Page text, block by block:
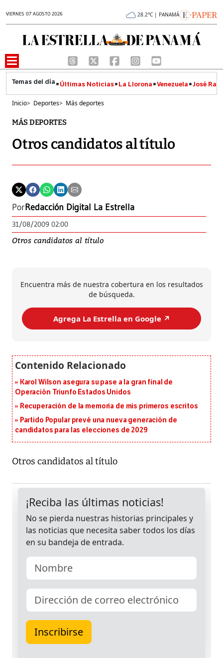
VIERNES 07 AGOSTO 2026 28.2°C | PANAMÁ
Últimas Noticias La Llorona Venezuela José
Inicio> Deportes> Más deportes
MÁS DEPORTES
Otros candidatos al título
PorRedacción Digital La Estrella
31/08/2009 02:00
Otros candidatos al título
Encuentra más de nuestra cobertura en los resultados
de búsqueda.
Agrega La Estrella en Google ↗️
Karol Wilson asegura su pase a la gran final de
Operación Triunfo Estados Unidos
Recuperación de la memoria de mis primeros escritos
Partido Popular prevé una nueva generación de
candidatos para las elecciones de 2029
Otros candidatos al título